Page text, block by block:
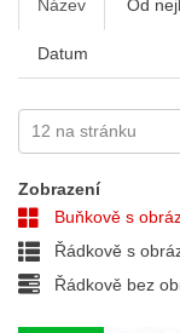
Název Od
Datum
Zobrazení
Buňkově s
Řádkově s
Řádkově bez